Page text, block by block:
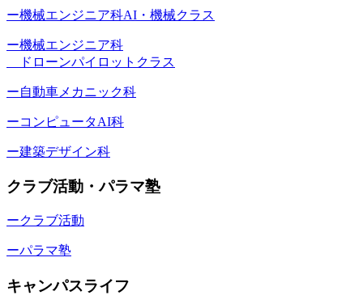
ー機械エンジニア科AI・機械クラス
ー機械エンジニア科
ドローンパイロットクラス
ー自動車メカニック科
ーコンピュータAI科
ー建築デザイン科
クラブ活動・パラマ塾
ークラブ活動
ーパラマ塾
キャンパスライフ